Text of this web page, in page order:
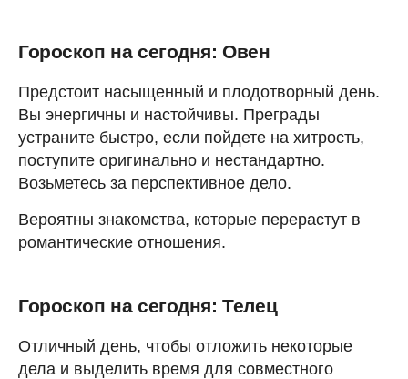
Гороскоп на сегодня: Овен
Предстоит насыщенный и плодотворный день.
Вы энергичны и настойчивы. Преграды
устраните быстро, если пойдете на хитрость,
поступите оригинально и нестандартно.
Возьметесь за перспективное дело.
Вероятны знакомства, которые перерастут в
романтические отношения.
Гороскоп на сегодня: Телец
Отличный день, чтобы отложить некоторые
дела и выделить время для совместного